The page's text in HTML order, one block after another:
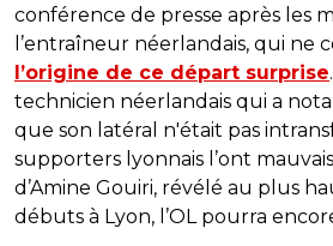
conférence de presse après les
l’entraîneur néerlandais, qui ne
l’origine de ce départ surprise
technicien néerlandais qui a
que son latéral n'était pas
supporters lyonnais l’ont
d’Amine Gouiri, révélé au plus
débuts à Lyon, l’OL pourra